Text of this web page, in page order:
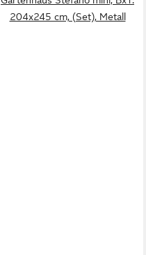
204x245 cm, (Set), Metall